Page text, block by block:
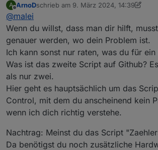
Die aus dem zweiten Skript auf Github.
A
Offline
ArnoDschrieb am 9. März 2024, 14:39
zuletzt editiert von ArnoD 3. Sept.
@malei
Wenn du willst, dass man dir hilft,
genauer werden, wo dein Problem ist.
Ich kann sonst nur raten, was du für ein
Was ist das zweite Script auf Github?
als nur zwei.
Hier geht es hauptsächlich um das
Control, mit dem du anscheinend kein
wenn ich dich richtig verstehe.
Nachtrag: Meinst du das Script
Da benötigst du noch zusätzliche